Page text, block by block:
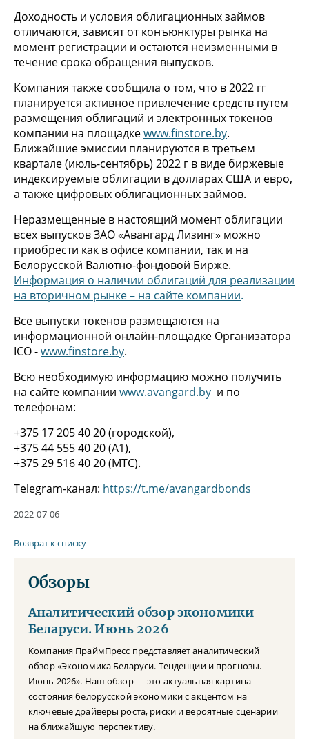
Доходность и условия облигационных займов
отличаются, зависят от конъюнктуры рынка на
момент регистрации и остаются неизменными в
течение срока обращения выпусков.
Компания также сообщила о том, что в 2022 гг
планируется активное привлечение средств путем
размещения облигаций и электронных токенов
компании на площадкеwww.finstore.by.
Ближайшие эмиссии планируются в третьем
квартале (июль-сентябрь) 2022 г в виде биржевые
индексируемые облигации в долларах США и евро,
а также цифровых облигационных займов.
Неразмещенные в настоящий момент облигации
всех выпусков ЗАО «Авангард Лизинг» можно
приобрести как в офисе компании, так и на
Белорусской Валютно-фондовой Бирже.
Информация о наличии облигаций для реализации
на вторичном рынке – на сайте компании.
Все выпуски токенов размещаются на
информационной онлайн-площадке Организатора
ICO -www.finstore.by.
Всю необходимую информацию можно получить
на сайте компании www.avangard.by и по
телефонам:
+375 17 205 40 20 (городской),
+375 44 555 40 20 (А1),
+375 29 516 40 20 (МТС).
Telegram-канал: https://t.me/avangardbonds
2022-07-06
Возврат к списку
Обзоры
Аналитический обзор экономики
Беларуси. Июнь 2026
Компания ПраймПресс представляет аналитический
обзор «Экономика Беларуси. Тенденции и прогнозы.
Июнь 2026». Наш обзор — это актуальная картина
состояния белорусской экономики с акцентом на
ключевые драйверы роста, риски и вероятные сценарии
на ближайшую перспективу.